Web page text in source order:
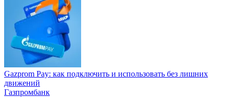
Gazprom Pay: как подключить и использовать без лишних
движений
Газпромбанк